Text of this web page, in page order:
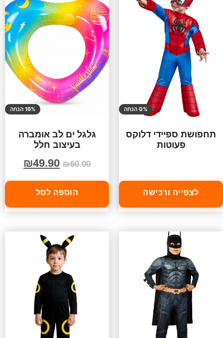
0% הנחה
תחפושת ספיידי דלוקס
פעוטות
לצפייה ורכישה
16% הנחה
גלגל ים לב אומברה
בעיצוב חלל
₪60.00
₪49.90
הוספה לסל